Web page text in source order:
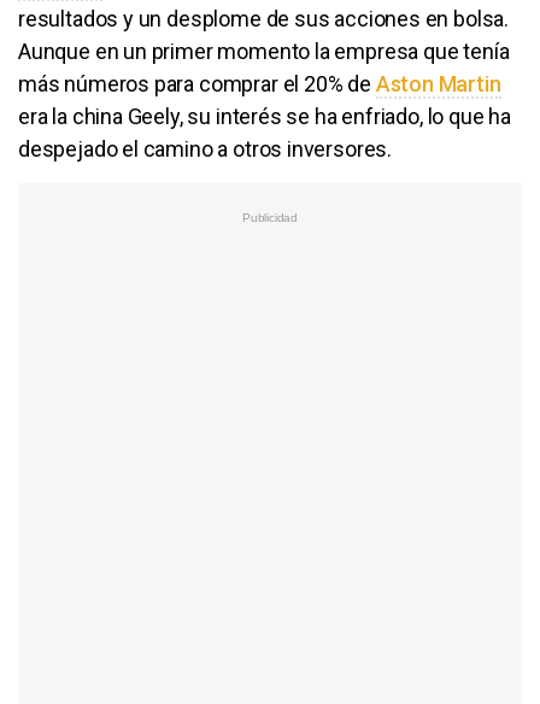
resultados y un desplome de sus acciones en bolsa.
Aunque en un primer momento la empresa que tenía
más números para comprar el 20% de Aston Martin
era la china Geely, su interés se ha enfriado, lo que ha
despejado el camino a otros inversores.